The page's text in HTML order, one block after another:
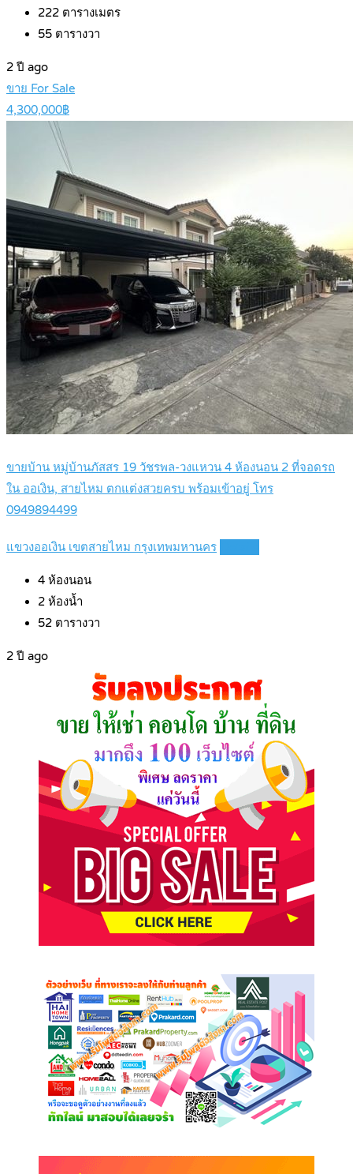
222 ตารางเมตร
55 ตารางวา
2 ปี ago
ขาย For Sale
4,300,000฿
ขายบ้าน หมู่บ้านภัสสร 19 วัชรพล-วงแหวน 4 ห้องนอน 2 ที่จอดรถ
ใน ออเงิน, สายไหม ตกแต่งสวยครบ พร้อมเข้าอยู่ โทร
0949894499
แขวงออเงิน เขตสายไหม กรุงเทพมหานคร
4 ห้องนอน
2 ห้องน้ำ
52 ตารางวา
2 ปี ago